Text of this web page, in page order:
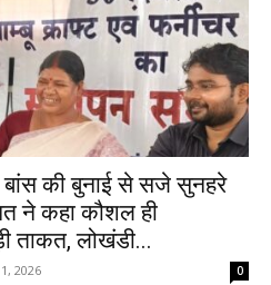
की बुनाई से सजे सुनहरे
ने कहा कौशल ही
ताकत, लोखंडी...
2026 0